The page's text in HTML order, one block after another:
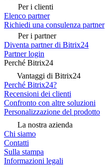
Per i clienti
Elenco partner
Richiedi una consulenza partner
Per i partner
Diventa partner di Bitrix24
Partner login
Perché Bitrix24
Vantaggi di Bitrix24
Perché Bitrix24?
Recensioni dei clienti
Confronto con altre soluzioni
Personalizzazione del prodotto
La nostra azienda
Chi siamo
Contatti
Sulla stampa
Informazioni legali